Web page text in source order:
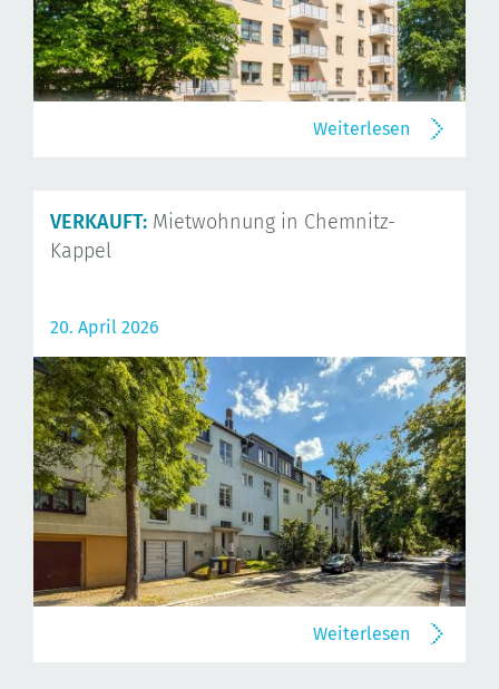
Weiterlesen
VERKAUFT: Mietwohnung in Chemnitz-
Kappel
20. April 2026
Weiterlesen